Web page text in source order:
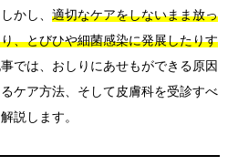
かし、 適切なケアをしないまま放っ
、とびひや細菌感染に発展したりす
では、おしりにあせもができる原因
ケア方法、そして皮膚科を受診すべ
説します。